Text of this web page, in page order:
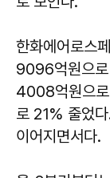
한화에어로
9096억원으
4008억원으
로 21% 줄었
이어지면서다.